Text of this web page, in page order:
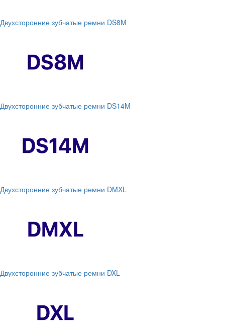
Двухсторонние зубчатые ремни DS8M
Двухсторонние зубчатые ремни DS14M
Двухсторонние зубчатые ремни DMXL
Двухсторонние зубчатые ремни DXL